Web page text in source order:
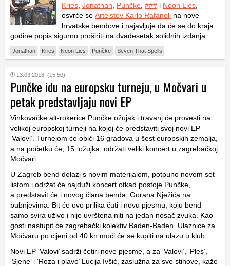
Kries Jonathan Punčke ### i Neon Lies
osvrće se Arteistov Karlo Rafaneli na nove
hrvatske bendove i najavljuje da će se do kraja
godine popis sigurno proširiti na dvadesetak solidnih izdanja.
Jonathan Kries Neon Lies Punčke Seven That Spells
13.03.2018. (15:50)
Punčke idu na europsku turneju, u Močvari u
petak predstavljaju novi EP
Vinkovačke alt-rokerice Punčke ožujak i travanj će provesti na
velikoj europskoj turneji na kojoj će predstaviti svoj novi EP
‘Valovi’. Turnejom će obići 16 gradova u šest europskih zemalja,
a na početku će, 15. ožujka, održati veliki koncert u zagrebačkoj
Močvari.
U Zagreb bend dolazi s novim materijalom, potpuno novom set
listom i održat će najduži koncert otkad postoje Punčke,
a predstavit će i novog člana benda, Gorana Nježića na
bubnjevima. Bit će ovo prilika čuti i novu pjesmu, koju bend
samo svira uživo i nije uvrštena niti na jedan nosač zvuka. Kao
gosti nastupit će zagrebački kolektiv Baden-Baden. Ulaznice za
Močvaru po cijeni od 40 kn moći će se kupiti na ulazu u klub.
Novi EP ‘Valovi’ sadrži četiri nove pjesme, a za ‘Valovi’, ‘Ples’,
‘Sjene’ i ‘Roza i plavo’ Lucija Ivšić, zaslužna za sve stihove, kaže